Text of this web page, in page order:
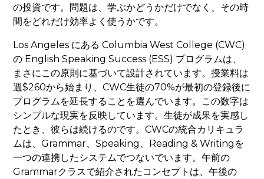
の投資です。問題は、学ぶかどうかだけでなく、その時
間をどれだけ効率よく使うかです。
Los Angeles にある Columbia West College (CWC)
の English Speaking Success (ESS) プログラムは、
まさにこの原則に基づいて設計されています。授業料は
週$260から始まり、CWC生徒の70%が最初の登録後に
プログラムを延長することを選んでいます。この数字は
シンプルな現実を反映しています。生徒が成果を実感し
たとき、彼らは続けるのです。CWCの統合カリキュラ
ムは、Grammar、Speaking、Reading & Writingを
一つの連携したシステムでつないでいます。午前の
Grammarクラスで紹介されたコンセプトは、午後の